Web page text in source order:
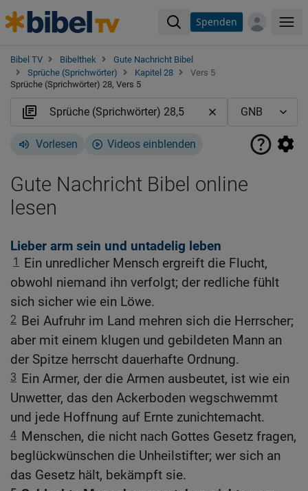
Spenden
Bibel TV Bibelthek
Gute Nachricht Bibel
Sprüche (Sprichwörter)
Kapitel 28
Vers 5
Sprüche (Sprichwörter) 28, Vers 5
Vorlesen Videos einblenden
Gute Nachricht Bibel online
lesen
Lieber arm sein und untadelig leben
1
Ein unredlicher Mensch ergreift die Flucht,
obwohl niemand ihn verfolgt; der redliche fühlt
sich sicher wie ein Löwe.
2 Bei Aufruhr im Land mehren sich die Herrscher;
aber mit einem klugen und gebildeten Mann an
der Spitze herrscht dauerhafte Ordnung.
3 Ein Armer, der die Armen ausbeutet, ist wie ein
Unwetter, das den Ackerboden wegschwemmt
und jede Hoffnung auf Ernte zunichtemacht.
4 Menschen, die nicht nach Gottes Gesetz fragen,
beglückwünschen die Unheilstifter; wer sich an
das Gesetz hält, bekämpft sie.